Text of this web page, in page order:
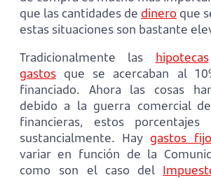
que las cantidades de dinero que
estas situaciones son bastante
Tradicionalmente las hipotecas
gastos que se acercaban al
financiado. Ahora las cosas
debido a la guerra comercial
financieras, estos porcentajes
sustancialmente. Hay gastos
variar en función de la
como son el caso del